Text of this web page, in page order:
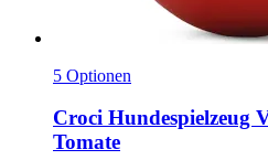
5 Optionen
Croci Hundespielzeug
Tomate